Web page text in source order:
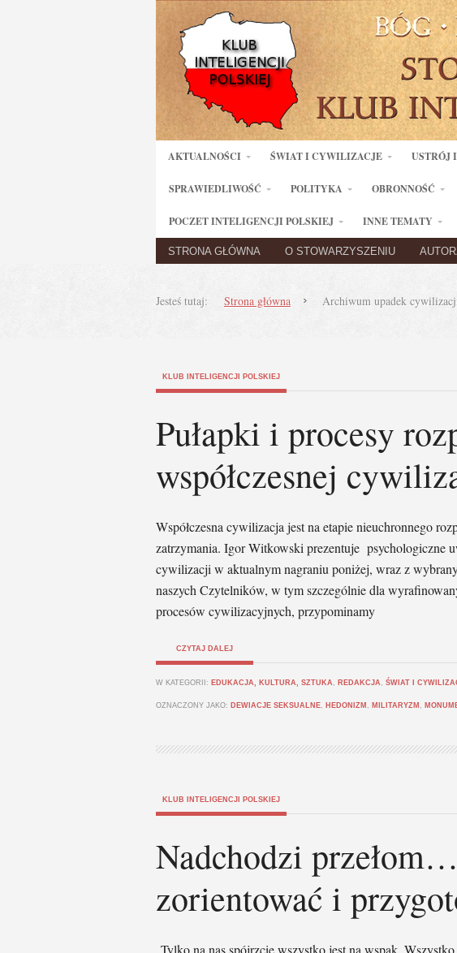
AKTUALNOŚCI ŚWIAT I CYWILIZACJE USTRÓJ
SPRAWIEDLIWOŚĆ POLITYKA OBRONNOŚĆ
POCZET INTELIGENCJI POLSKIEJ INNE TEMATY
STRONA GŁÓWNA O STOWARZYSZENIU
Jesteś tutaj: Strona główna Archiwum upadek
KLUB INTELIGENCJI POLSKIEJ
Pułapki i procesy
współczesnej
Współczesna cywilizacja jest na etapie nieuchronnego
zatrzymania. Igor Witkowski prezentuje psychologiczne
cywilizacji w aktualnym nagraniu poniżej, wraz z
naszych Czytelników, w tym szczególnie dla
procesów cywilizacyjnych, przypominamy
CZYTAJ DALEJ
W KATEGORII: EDUKACJA, KULTURA, SZTUKA , REDAKCJA , ŚWIAT I
OZNACZONY JAKO: DEWIACJE SEKSUALNE, HEDONIZM , MILITARYZM ,
KLUB INTELIGENCJI POLSKIEJ
Nadchodzi
zorientować i
„Tylko na nas spójrzcie wszystko jest na wspak.